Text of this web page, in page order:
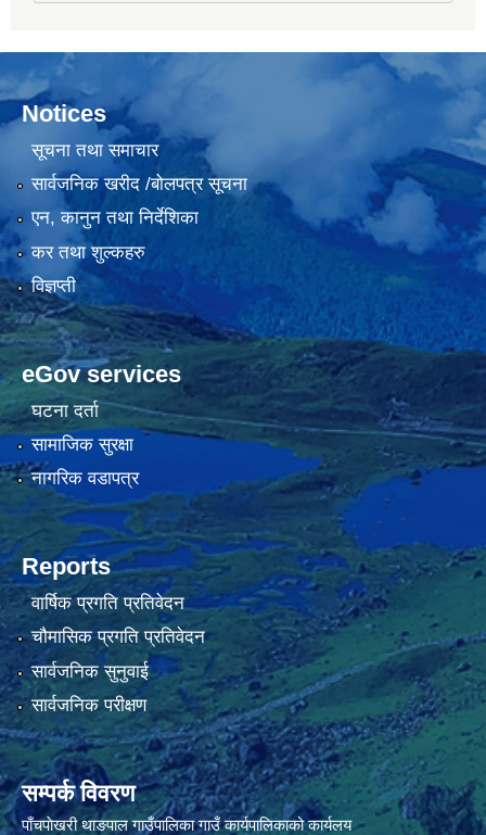
Notices
सूचना तथा समाचार
सार्वजनिक खरीद /बोलपत्र सूचना
एन, कानुन तथा निर्देशिका
कर तथा शुल्कहरु
विज्ञप्ती
eGov services
घटना दर्ता
सामाजिक सुरक्षा
नागरिक वडापत्र
Reports
वार्षिक प्रगति प्रतिवेदन
चौमासिक प्रगति प्रतिवेदन
सार्वजनिक सुनुवाई
सार्वजनिक परीक्षण
सम्पर्क विवरण
पाँचपाेखरी थाङपाल गाउँपालिका गाउँ कार्यपालिकाको कार्यलय